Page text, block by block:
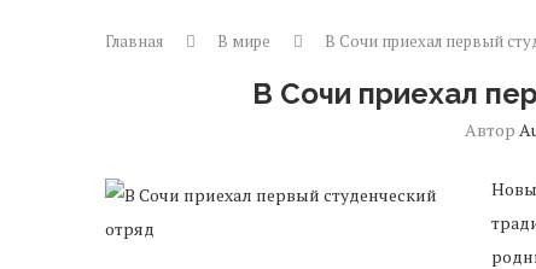
Главная В мире В Сочи приехал первый
В Сочи приехал
Автор